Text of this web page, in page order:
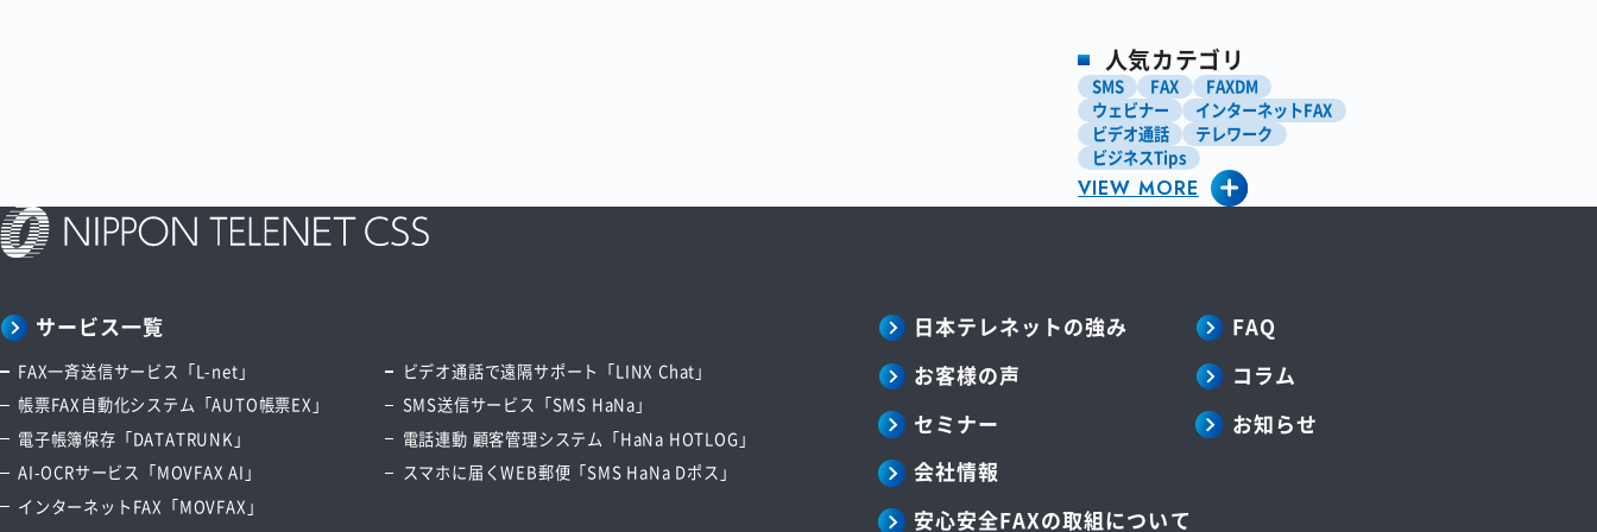
人気カテゴリ
SMS FAX
FAXDM
ウェビナー
インターネットFAX
ビデオ通話
テレワーク
ビジネスTips
VIEW MORE
サービス一覧
FAX一斉送信サービス「L-net」
帳票FAX自動化システム「AUTO帳票EX」
電子帳簿保存「DATATRUNK」
AI-OCRサービス「MOVFAX AI」
インターネットFAX「MOVFAX」
ビデオ通話で遠隔サポート「LINX Chat」
SMS送信サービス「SMS HaNa」
電話連動 顧客管理システム「HaNa HOTLOG」
スマホに届くWEB郵便「SMS HaNa Dポス」
日本テレネットの強み
お客様の声
セミナー
FAQ
コラム
お知らせ
会社情報
安心安全FAXの取組について